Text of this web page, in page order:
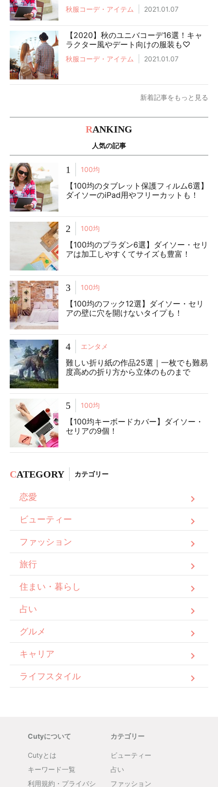
秋服コーデ・アイテム 2021.01.07
【2020】秋のユニバコーデ16選！キャ
ラクター風やデート向けの服装も♡
秋服コーデ・アイテム 2021.01.07
新着記事をもっと見る
RANKING
人気の記事
1 100均
【100均のタブレット保護フィルム6選】
ダイソーのiPad用やフリーカットも！
2 100均
【100均のプラダン6選】ダイソー・セリ
アは加工しやすくてサイズも豊富！
3 100均
【100均のフック12選】ダイソー・セリ
アの壁に穴を開けないタイプも！
4 エンタメ
難しい折り紙の作品25選｜一枚でも難易
度高めの折り方から立体のものまで
5 100均
【100均キーボードカバー】ダイソー・
セリアの9個！
CATEGORY カテゴリー
恋愛
ビューティー
ファッション
旅行
住まい・暮らし
占い
グルメ
キャリア
ライフスタイル
Cutyについて
Cutyとは
キーワード一覧
利用規約・プライバシ
カテゴリー
ビューティー
占い
ファッション